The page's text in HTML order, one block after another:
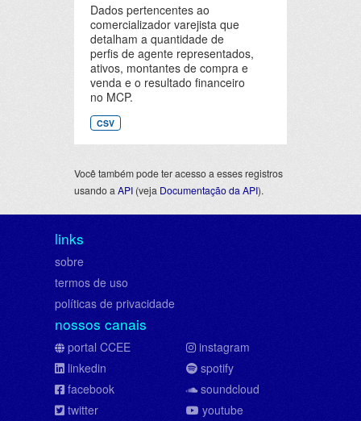
Dados pertencentes ao
comercializador varejista que
detalham a quantidade de
perfis de agente representados,
ativos, montantes de compra e
venda e o resultado financeiro
no MCP.
CSV
Você também pode ter acesso a esses registros
usando a API (veja Documentação da API).
links
sobre
termos de uso
políticas de privacidade
nossos canais
portal CCEE
linkedin
facebook
twitter
instagram
spotify
soundcloud
youtube